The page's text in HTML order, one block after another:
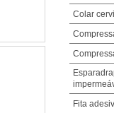
Colar
Fita